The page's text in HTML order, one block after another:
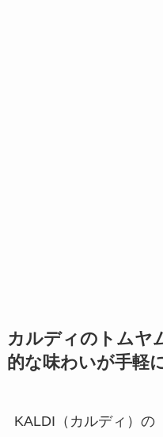
カルディのトムヤ
的な味わいが手軽
KALDI（カルディ）の